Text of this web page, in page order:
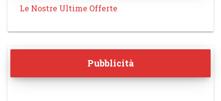
Le Nostre Ultime Offerte
Pubblicità